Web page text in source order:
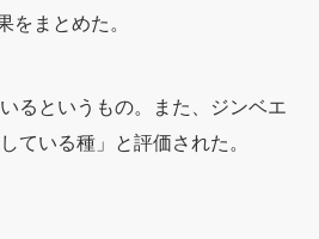
まとめた。
るというもの。また、ジンベエ
ている種」と評価された。